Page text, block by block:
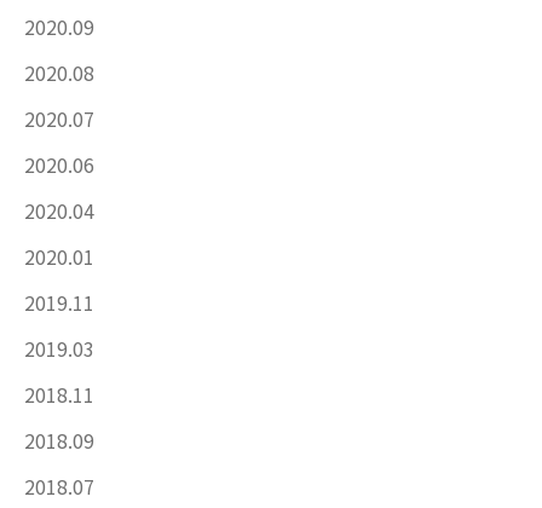
2020.09
2020.08
2020.07
2020.06
2020.04
2020.01
2019.11
2019.03
2018.11
2018.09
2018.07